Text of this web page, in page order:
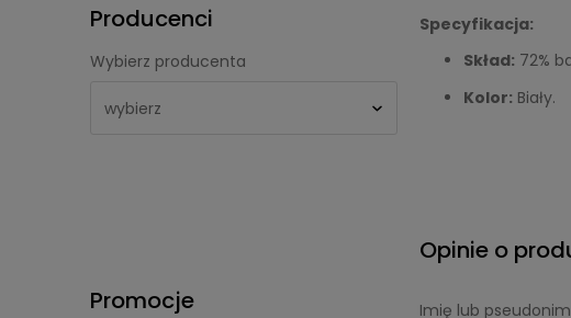
Producenci
Wybierz producenta
Promocje
Specyfikacja:
Skład: 72%
Kolor: Biały.
Opinie o
Imię lub